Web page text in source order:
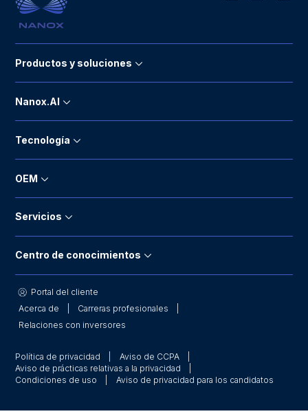
Productos y soluciones
Nanox.AI
Tecnología
OEM
Servicios
Centro de conocimientos
Portal del cliente
Acerca de
Carreras profesionales
Relaciones con inversores
Política de privacidad
Aviso de CCPA
Aviso de prácticas relativas a la privacidad
Condiciones de uso
Aviso de privacidad para los candidatos